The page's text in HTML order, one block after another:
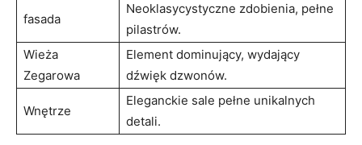
fasada
Neoklasycystyczne zdobienia, pełne
pilastrów.
Wieża
Zegarowa
Element dominujący,⁣ wydający‌
dźwięk dzwonów.
Wnętrze
Eleganckie sale pełne unikalnych
detali.